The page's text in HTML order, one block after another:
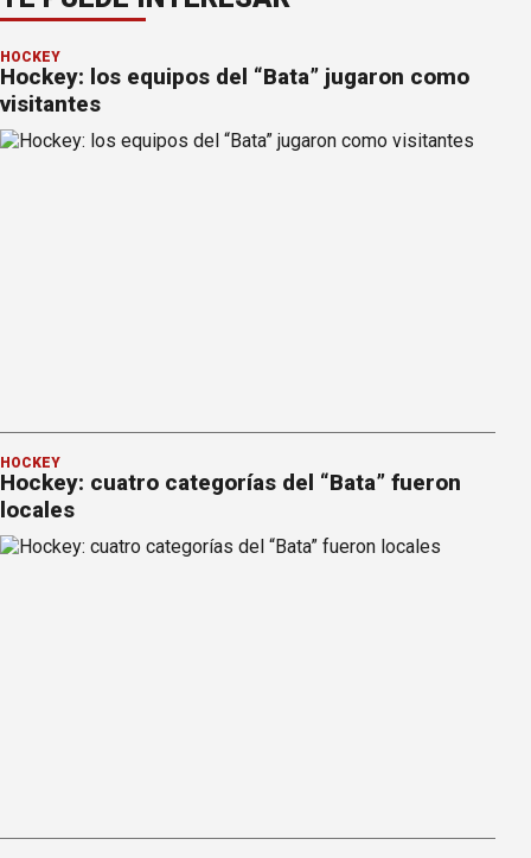
HOCKEY
Hockey: los equipos del “Bata” jugaron como
visitantes
HOCKEY
Hockey: cuatro categorías del “Bata” fueron
locales